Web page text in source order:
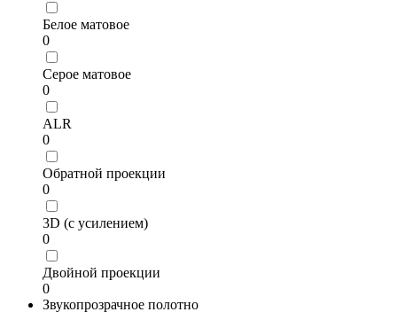
Белое матовое
0
Серое матовое
0
ALR
0
Обратной проекции
0
3D (с усилением)
0
Двойной проекции
0
Звукопрозрачное полотно